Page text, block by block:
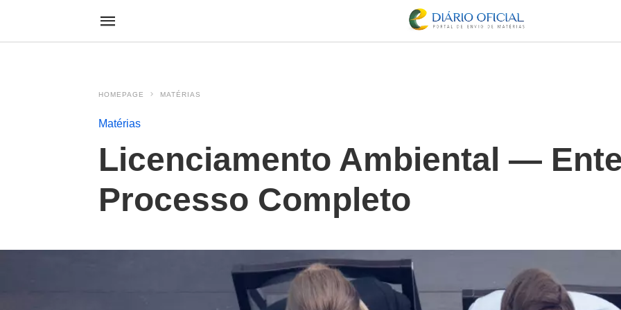
HOMEPAGE MATÉRIAS
Matérias
Licenciamento Ambiental —
Processo Completo